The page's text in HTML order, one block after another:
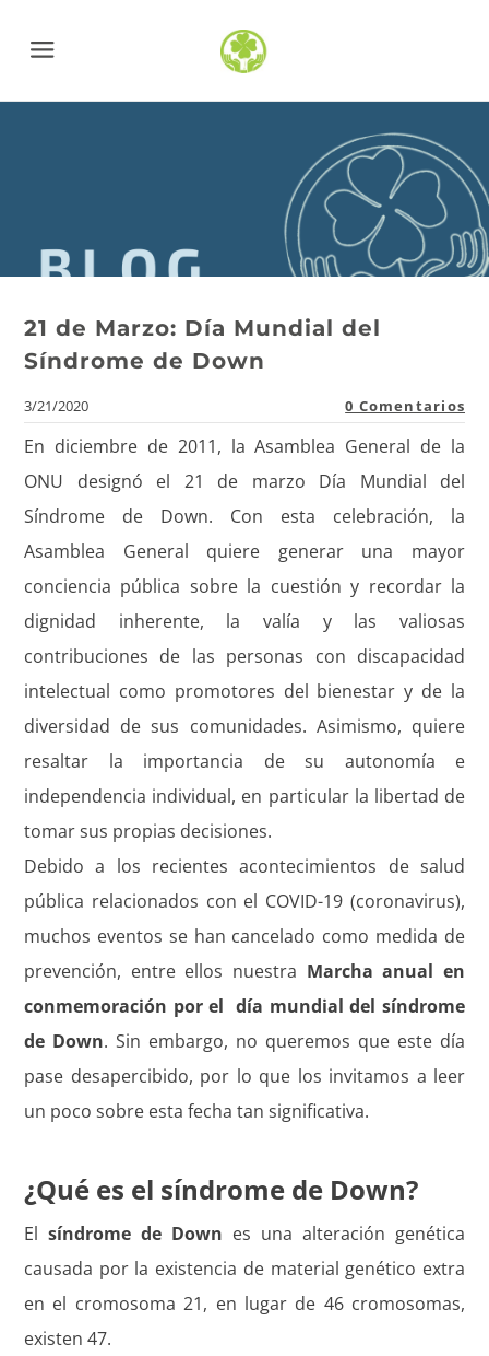
Menu
21 de Marzo: Día Mundial del
Síndrome de Down
3/21/2020 0 Comentarios
En diciembre de 2011, la Asamblea General de la
ONU designó el 21 de marzo Día Mundial del
Síndrome de Down. Con esta celebración, la
Asamblea General quiere generar una mayor
conciencia pública sobre la cuestión y recordar la
dignidad inherente, la valía y las valiosas
contribuciones de las personas con discapacidad
intelectual como promotores del bienestar y de la
diversidad de sus comunidades. Asimismo, quiere
resaltar la importancia de su autonomía e
independencia individual, en particular la libertad de
tomar sus propias decisiones.
Debido a los recientes acontecimientos de salud
pública relacionados con el COVID-19 (coronavirus),
muchos eventos se han cancelado como medida de
prevención, entre ellos nuestra Marcha anual en
conmemoración por el día mundial del síndrome
de Down. Sin embargo, no queremos que este día
pase desapercibido, por lo que los invitamos a leer
un poco sobre esta fecha tan significativa.
¿Qué es el síndrome de Down?
El síndrome de Down es una alteración genética
causada por la existencia de material genético extra
en el cromosoma 21, en lugar de 46 cromosomas,
existen 47.